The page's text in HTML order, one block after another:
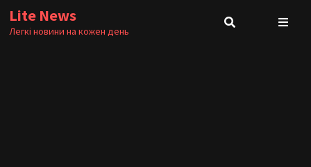
Skip
to
Lite News
Легкі новини на кожен день